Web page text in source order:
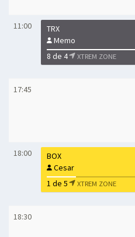
11:00
TRX
Memo
8 de 4
XTREM ZONE
17:45
18:00
BOX
Cesar
1 de 5
XTREM ZONE
18:30